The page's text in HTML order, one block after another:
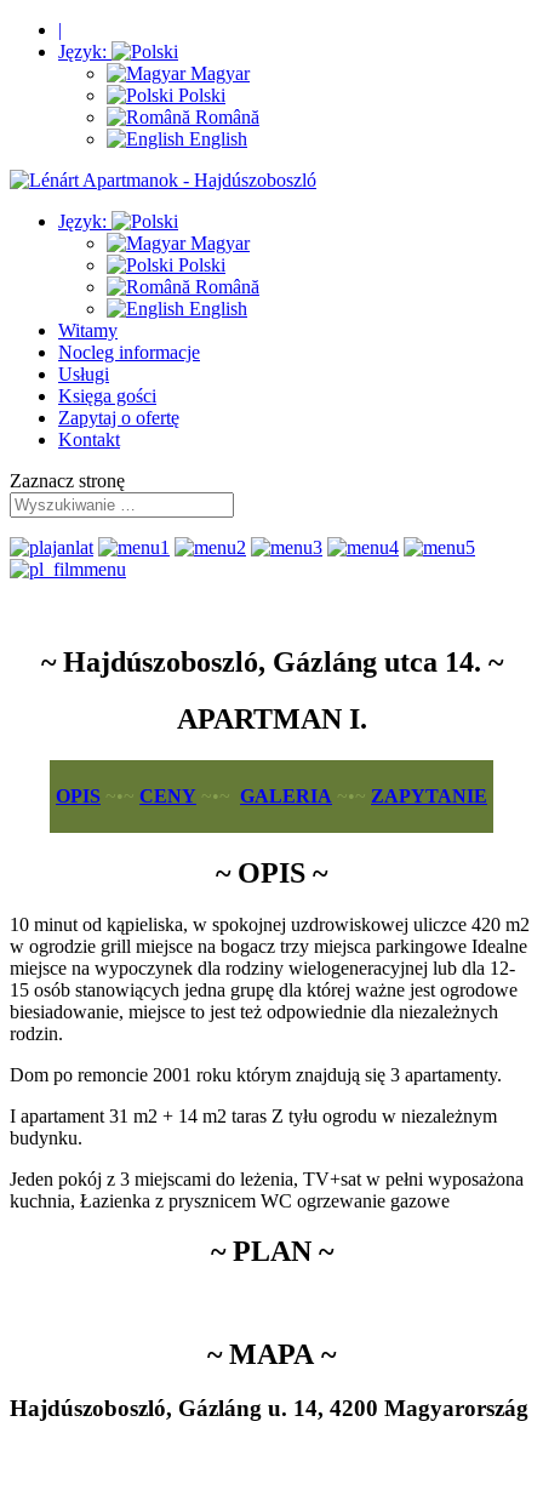
|
Język:
Magyar
Polski
Română
English
Język:
Magyar
Polski
Română
English
Witamy
Nocleg informacje
Usługi
Księga gości
Zapytaj o ofertę
Kontakt
Zaznacz stronę
~ Hajdúszoboszló, Gázláng utca 14. ~
APARTMAN I.
OPIS ~•~ CENY ~•~ GALERIA ~•~ ZAPYTANIE
~ OPIS ~
10 minut od kąpieliska, w spokojnej uzdrowiskowej uliczce 420 m2
w ogrodzie grill miejsce na bogacz trzy miejsca parkingowe Idealne
miejsce na wypoczynek dla rodziny wielogeneracyjnej lub dla 12-
15 osób stanowiących jedna grupę dla której ważne jest ogrodowe
biesiadowanie, miejsce to jest też odpowiednie dla niezależnych
rodzin.
Dom po remoncie 2001 roku którym znajdują się 3 apartamenty.
I apartament 31 m2 + 14 m2 taras Z tyłu ogrodu w niezależnym
budynku.
Jeden pokój z 3 miejscami do leżenia, TV+sat w pełni wyposażona
kuchnia, Łazienka z prysznicem WC ogrzewanie gazowe
~ PLAN ~
~ MAPA ~
Hajdúszoboszló, Gázláng u. 14, 4200 Magyarország